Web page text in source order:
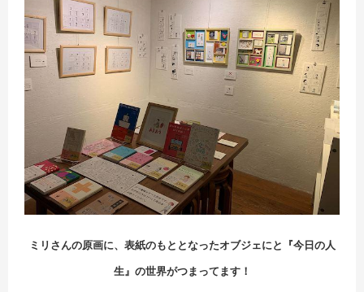
ミリさんの原画に、表紙のもととなったオブジェにと『今日の人
生』の世界がつまってます！